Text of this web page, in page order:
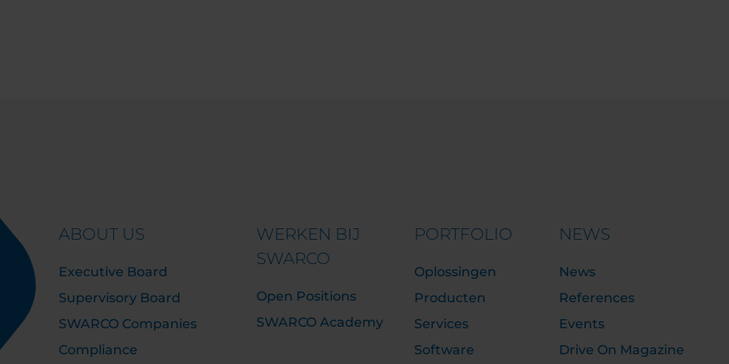
ABOUT US
Executive Board
Supervisory Board
SWARCO Companies
Compliance
WERKEN BIJ
SWARCO
Open Positions
SWARCO Academy
PORTFOLIO
Oplossingen
Producten
Services
Software
NEWS
News
References
Events
Drive On Magazine